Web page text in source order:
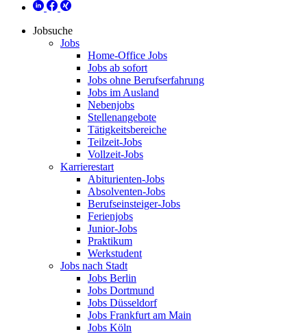
Jobsuche
Jobs
Home-Office Jobs
Jobs ab sofort
Jobs ohne Berufserfahrung
Jobs im Ausland
Nebenjobs
Stellenangebote
Tätigkeitsbereiche
Teilzeit-Jobs
Vollzeit-Jobs
Karrierestart
Abiturienten-Jobs
Absolventen-Jobs
Berufseinsteiger-Jobs
Ferienjobs
Junior-Jobs
Praktikum
Werkstudent
Jobs nach Stadt
Jobs Berlin
Jobs Dortmund
Jobs Düsseldorf
Jobs Frankfurt am Main
Jobs Köln